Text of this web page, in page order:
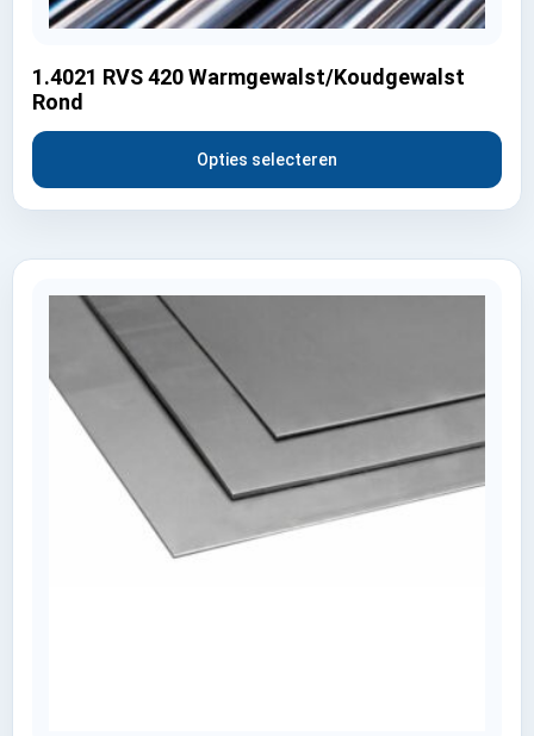
1.4021 RVS 420 Warmgewalst/Koudgewalst
Rond
Opties selecteren